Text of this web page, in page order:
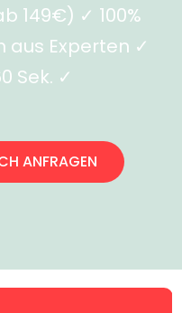
149€) ✓ 100%
aus Experten ✓
Sek. ✓
ANFRAGEN